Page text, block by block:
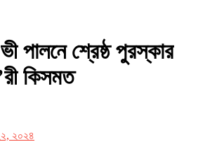
পালনে শ্রেষ্ঠ পুরস্কার
কিসমত
২০২৪